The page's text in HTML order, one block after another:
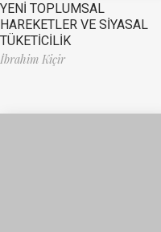
YENİ TOPLUMSAL
HAREKETLER VE SİYASAL
TÜKETİCİLİK
İbrahim Kiçir